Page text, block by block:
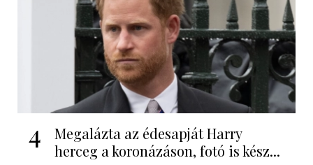
4
Megalázta az édesapját Harry
herceg a koronázáson, fotó is kész...